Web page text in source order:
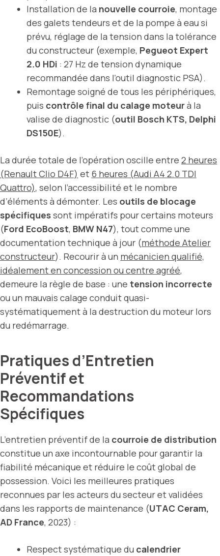
Installation de la nouvelle courroie, montage
des galets tendeurs et de la pompe à eau si
prévu, réglage de la tension dans la tolérance
du constructeur (exemple, Pegueot Expert
2.0 HDi : 27 Hz de tension dynamique
recommandée dans l’outil diagnostic PSA).
Remontage soigné de tous les périphériques,
puis contrôle final du calage moteurà la
valise de diagnostic (outil Bosch KTS, Delphi
DS150E).
La durée totale de l’opération oscille entre 2 heures
(Renault Clio D4F) et 6 heures (Audi A4 2.0 TDI
Quattro), selon l’accessibilité et le nombre
d’éléments à démonter. Les outils de blocage
spécifiques sont impératifs pour certains moteurs
(Ford EcoBoost, BMW N47), tout comme une
documentation technique à jour (méthode Atelier
constructeur). Recourir à un mécanicien qualifié,
idéalement en concession ou centre agréé,
demeure la règle de base : une tension incorrecte
ou un mauvais calage conduit quasi-
systématiquement à la destruction du moteur lors
du redémarrage.
Pratiques d’Entretien
Préventif et
Recommandations
Spécifiques
L’entretien préventif de la courroie de distribution
constitue un axe incontournable pour garantir la
fiabilité mécanique et réduire le coût global de
possession. Voici les meilleures pratiques
reconnues par les acteurs du secteur et validées
dans les rapports de maintenance (UTAC Ceram,
AD France, 2023) :
Respect systématique du calendrier